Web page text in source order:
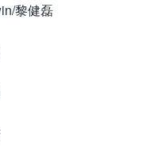
黎健磊